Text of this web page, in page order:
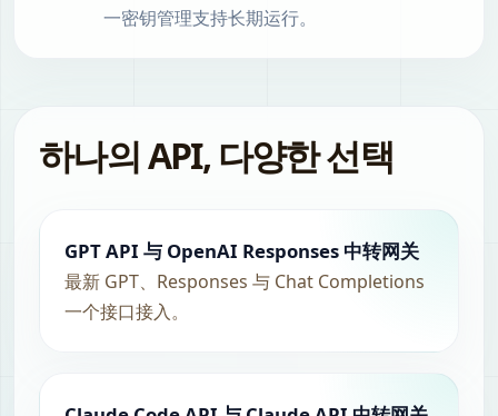
一密钥管理支持长期运行。
하나의 API, 다양한 선택
GPT API 与 OpenAI Responses 中转网关
最新 GPT、Responses 与 Chat Completions
一个接口接入。